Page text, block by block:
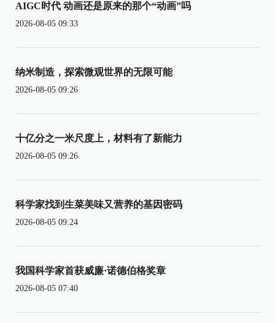
AIGC时代 动画还是原来的那个“动画”吗
2026-08-05 09:33
纳米制造，探索微观世界的无限可能
2026-08-05 09:26
十亿分之一米尺度上，材料有了新能力
2026-08-05 09:26
科学家找到生菜美味又营养的基因密码
2026-08-05 09:24
我国科学家首获威廉·诺德伯格奖章
2026-08-05 07:40